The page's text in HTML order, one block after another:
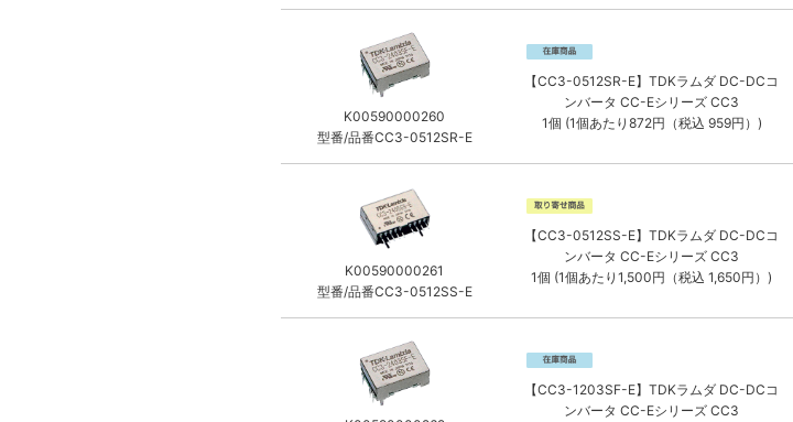
K00590000260
型番/品番CC3-0512SR-E
【CC3-0512SR-E】TDKラムダ DC-DCコ
ンバータ CC-Eシリーズ CC3
1個 (1個あたり872円（税込 959円）)
K00590000261
型番/品番CC3-0512SS-E
【CC3-0512SS-E】TDKラムダ DC-DCコ
ンバータ CC-Eシリーズ CC3
1個 (1個あたり1,500円（税込 1,650円）)
【CC3-1203SF-E】TDKラムダ DC-DCコ
ンバータ CC-Eシリーズ CC3